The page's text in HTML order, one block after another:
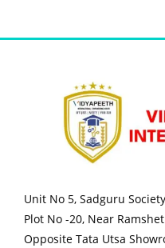
Unit No 5, Sadguru
Plot No -20, Near
Opposite Tata Utsa